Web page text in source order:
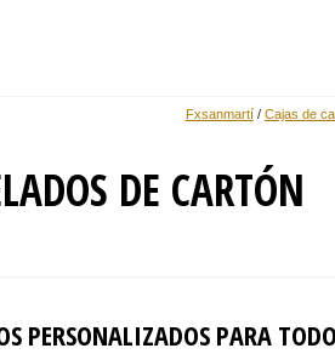
Cajas de
Fxsanmartí/
DE CARTÓN
PERSONALIZADOS PARA